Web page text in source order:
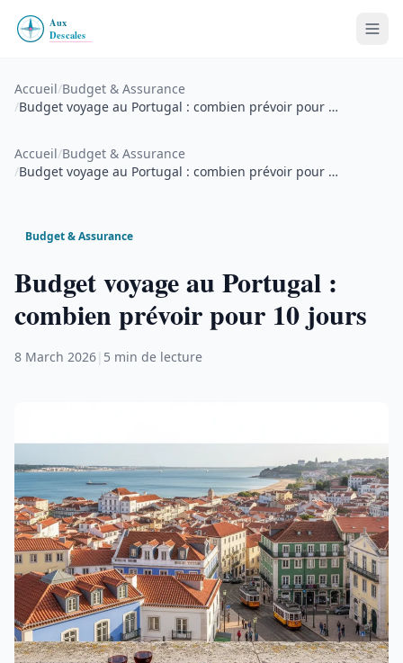
Accueil/Budget & Assurance
/Budget voyage au Portugal : combien prévoir pour …
Accueil/Budget & Assurance
/Budget voyage au Portugal : combien prévoir pour …
Budget & Assurance
Budget voyage au Portugal :
combien prévoir pour 10 jours
8 March 2026| 5 min de lecture